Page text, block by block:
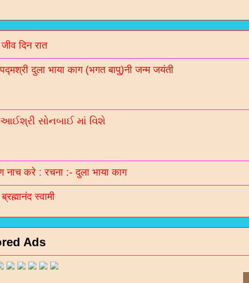
दिन रात
पद्मश्री दुला भाया काग (भगत बापु)नी जन्म जयंती
આઈશ્રી સોનબાઈ માં વિશે
नाच करे : रचना :- दुला भाया काग
स्वामी
Ads